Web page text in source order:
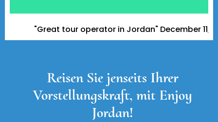
"Great tour operator in Jordan" December 11,
Reisen Sie jenseits Ihrer
Vorstellungskraft, mit Enjoy
Jordan!